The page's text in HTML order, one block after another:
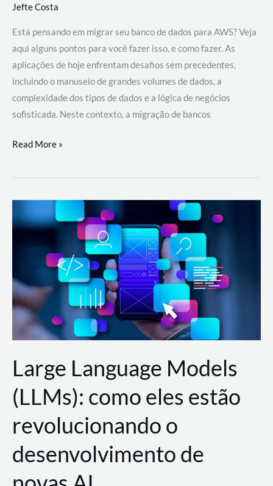
Jefte Costa
Está pensando em migrar seu banco de dados para AWS? Veja
aqui alguns pontos para você fazer isso, e como fazer. As
aplicações de hoje enfrentam desafios sem precedentes,
incluindo o manuseio de grandes volumes de dados, a
complexidade dos tipos de dados e a lógica de negócios
sofisticada. Neste contexto, a migração de bancos
Por
migrar
de
a
AWS?
Read More »
Large Language Models
(LLMs): como eles estão
revolucionando o
desenvolvimento de